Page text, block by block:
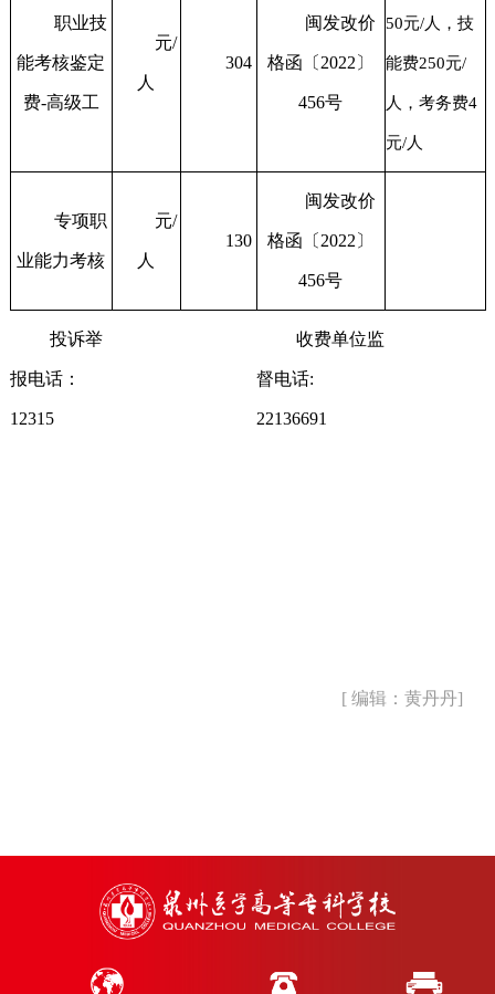
职业技
能考核鉴定
费-高级工
元/
人
304
闽发改价
格函〔2022〕
456号
50元/人，技
能费250元/
人，考务费4
元/人
专项职
业能力考核
元/
人
130
闽发改价
格函〔2022〕
456号
投诉举
报电话：
12315
收费单位监
督电话:
22136691
[ 编辑：黄丹丹]